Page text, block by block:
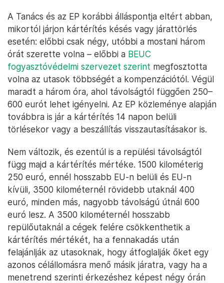
A Tanács és az EP korábbi álláspontja eltért abban,
mikortól járjon kártérítés késés vagy járattörlés
esetén: előbbi csak négy, utóbbi a mostani három
órát szerette volna – előbbi a BEUC
fogyasztóvédelmi szervezet szerint megfosztotta
volna az utasok többségét a kompenzációtól. Végül
maradt a három óra, ahol távolságtól függően 250–
600 eurót lehet igényelni. Az EP közleménye alapján
továbbra is jár a kártérítés 14 napon belüli
törlésekor vagy a beszállítás visszautasításakor is.
Nem változik, és ezentúl is a repülési távolságtól
függ majd a kártérítés mértéke. 1500 kilométerig
250 euró, ennél hosszabb EU-n belüli és EU-n
kívüli, 3500 kilométernél rövidebb utaknál 400
euró, minden más, nagyobb távolságú útnál 600
euró lesz. A 3500 kilométernél hosszabb
repülőutaknál a cégek felére csökkenthetik a
kártérítés mértékét, ha a fennakadás után
felajánlják az utasoknak, hogy átfoglalják őket egy
azonos célállomásra menő másik járatra, vagy ha a
menetrend szerinti érkezéshez képest négy órán